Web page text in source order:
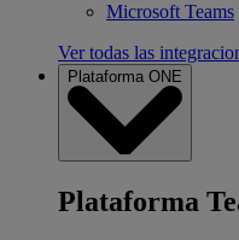
Microsoft Teams
Ver todas las
Plataforma ONE
Plataforma